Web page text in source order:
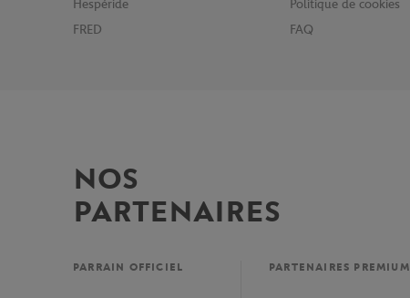
Hespéride
FRED
Politique de cookies
FAQ
NOS
PARTENAIRES
PARRAIN OFFICIEL PARTENAIRES PREMIUM